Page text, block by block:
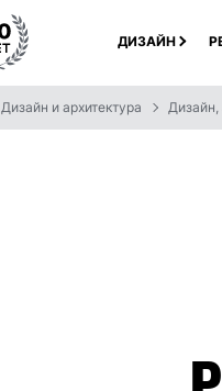
ДИЗАЙН
Дизайн и архитектура Дизайн,